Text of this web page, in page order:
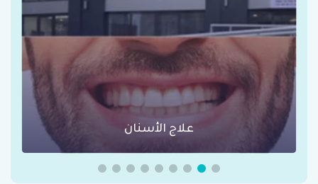
عمليات السمنة في تركيا